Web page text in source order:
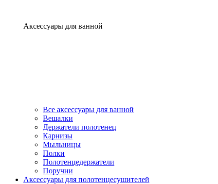
Аксессуары для ванной
Все аксессуары для ванной
Вешалки
Держатели полотенец
Карнизы
Мыльницы
Полки
Полотенцедержатели
Поручни
Аксессуары для полотенцесушителей